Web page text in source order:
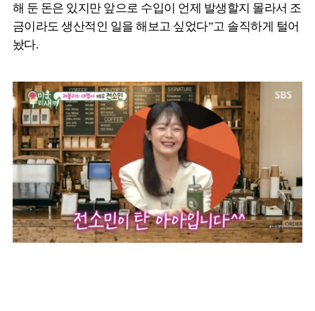
해 둔 돈은 있지만 앞으로 수입이 언제 발생할지 몰라서 조
금이라도 생산적인 일을 해보고 싶었다”고 솔직하게 털어
놨다.